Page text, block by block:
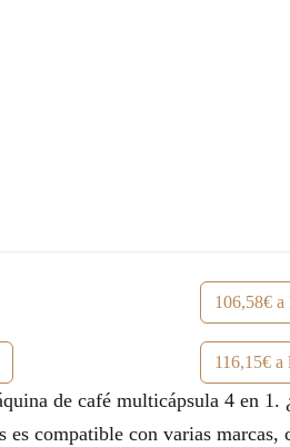
106,58€ a
116,15€ a
de café multicápsula 4 en 1.
es compatible con varias